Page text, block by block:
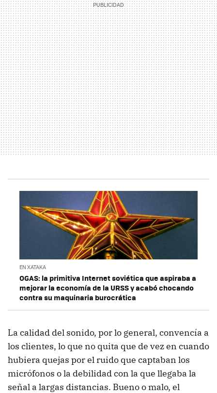
EN XATAKA
OGAS: la primitiva Internet soviética que aspiraba a
mejorar la economía de la URSS y acabó chocando
contra su maquinaria burocrática
La calidad del sonido, por lo general, convencía a
los clientes, lo que no quita que de vez en cuando
hubiera quejas por el ruido que captaban los
micrófonos o la debilidad con la que llegaba la
señal a largas distancias. Bueno o malo, el